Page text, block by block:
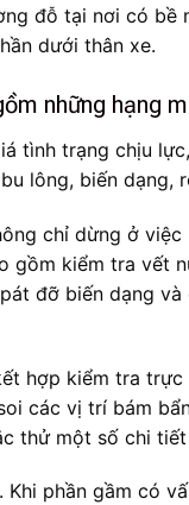
đỗ tại nơi có bề
dưới thân xe.
những hạng
tình trạng chịu
lông, biến dạng,
chỉ dừng ở
kiểm tra vết
đỡ biến dạng
hợp kiểm tra
các vị trí bám
thử một số chi
phần gầm có